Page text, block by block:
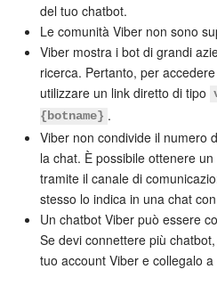
del tuo chatbot.
Le comunità Viber non sono
Viber mostra i bot di grandi
ricerca. Pertanto, per
utilizzare un link diretto di tipo
{botname} .
Viber non condivide il numero
la chat. È possibile ottenere
tramite il canale di
stesso lo indica in una chat
Un chatbot Viber può essere
Se devi connettere più
tuo account Viber e collegalo